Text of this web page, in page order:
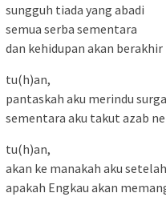
sungguh tiada yang abadi
semua serba sementara
dan kehidupan akan berakhir
tu(h)an,
pantaskah aku merindu surga
sementara aku takut azab
tu(h)an,
akan ke manakah aku
apakah Engkau akan